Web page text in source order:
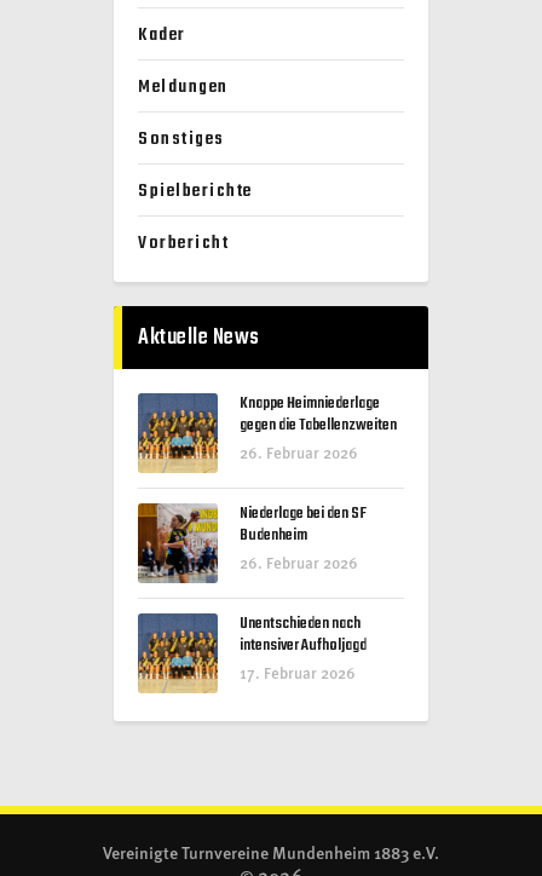
Kader
Meldungen
Sonstiges
Spielberichte
Vorbericht
Aktuelle News
Knappe Heimniederlage
gegen die Tabellenzweiten
26. Februar 2026
Niederlage bei den SF
Budenheim
26. Februar 2026
Unentschieden nach
intensiver Aufholjagd
17. Februar 2026
Vereinigte Turnvereine Mundenheim 1883 e.V.